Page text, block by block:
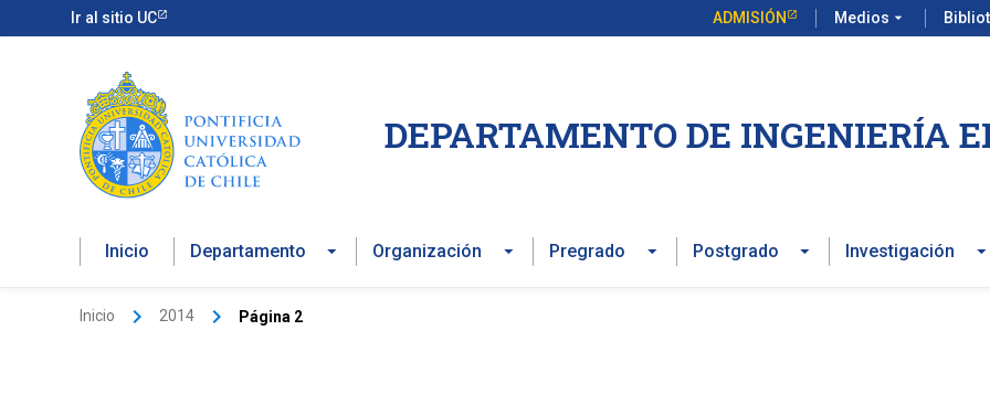
al
Ir al sitio UC ADMISIÓN Medios arrow_drop_down
DEPARTAMENTO DE INGENIERÍA
Inicio Departamento Organización Pregrado Postgrado Investigación
Inicio 2014 Página 2